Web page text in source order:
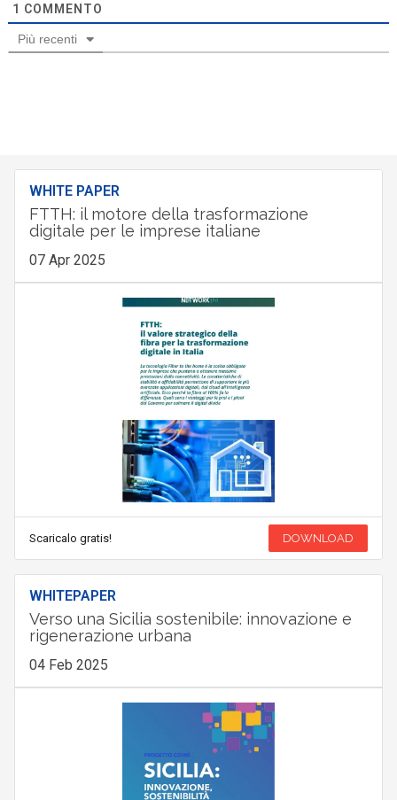
1 COMMENTO
Più recenti
WHITE PAPER
FTTH: il motore della trasformazione
digitale per le imprese italiane
07 Apr 2025
Scaricalo gratis! DOWNLOAD
WHITEPAPER
Verso una Sicilia sostenibile: innovazione e
rigenerazione urbana
04 Feb 2025